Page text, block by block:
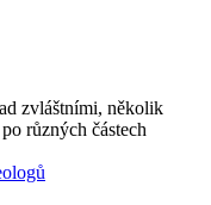
zvláštními, několik
různých částech